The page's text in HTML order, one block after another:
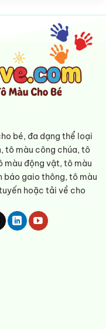
bé, đa dạng thể loại
tô màu công chúa, tô
màu động vật, tô màu
báo gaio thông, tô màu
hoặc tải về cho